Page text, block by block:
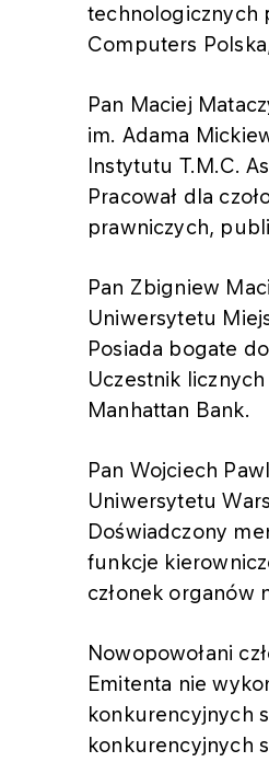
technologicznych
Computers
Pan Maciej
im. Adama
Instytutu T.M.C.
Pracował dla
prawniczych,
Pan Zbigniew
Uniwersytetu
Posiada bogate
Uczestnik
Manhattan Bank.
Pan Wojciech
Uniwersytetu
Doświadczony
funkcje
członek organów
Nowopowołani
Emitenta nie
konkurencyjnych
konkurencyjnych